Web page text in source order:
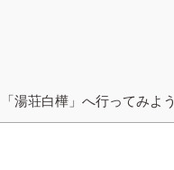
湯荘白樺」へ行ってみよう